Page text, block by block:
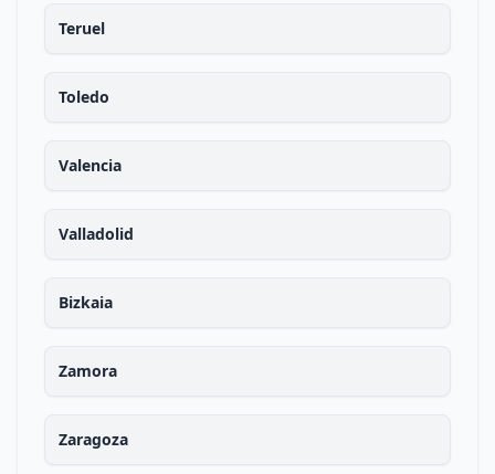
Teruel
Toledo
Valencia
Valladolid
Bizkaia
Zamora
Zaragoza